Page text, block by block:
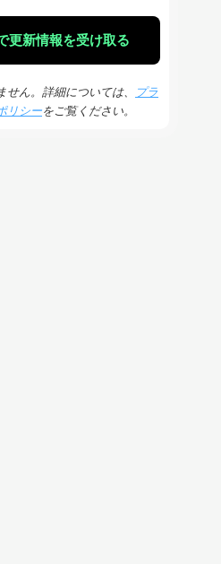
せん。詳細については、
プラ
リシーをご覧ください。